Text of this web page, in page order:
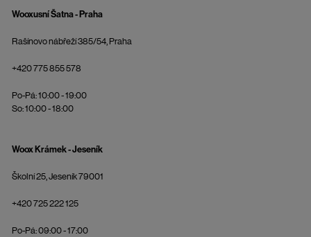
Wooxusní Šatna - Praha
Rašínovo nábřeží 385/54, Praha
+420 775 855 578
Po-Pá: 10:00 - 19:00
So: 10:00 - 18:00
Woox Krámek - Jeseník
Školní 25, Jeseník 79001
+420 725 222 125
Po-Pá: 09:00 - 17:00